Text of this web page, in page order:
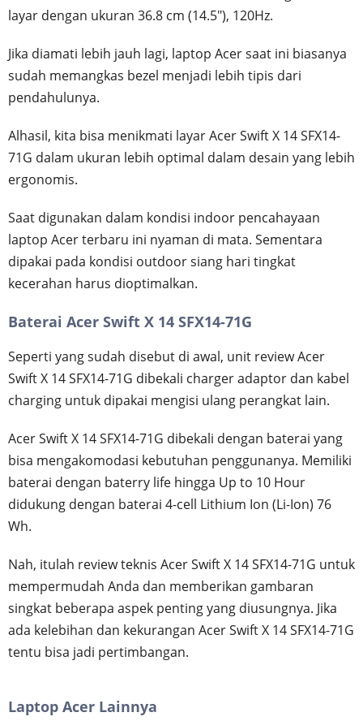
layar dengan ukuran 36.8 cm (14.5"), 120Hz.
Jika diamati lebih jauh lagi, laptop Acer saat ini biasanya
sudah memangkas bezel menjadi lebih tipis dari
pendahulunya.
Alhasil, kita bisa menikmati layar Acer Swift X 14 SFX14-
71G dalam ukuran lebih optimal dalam desain yang lebih
ergonomis.
Saat digunakan dalam kondisi indoor pencahayaan
laptop Acer terbaru ini nyaman di mata. Sementara
dipakai pada kondisi outdoor siang hari tingkat
kecerahan harus dioptimalkan.
Baterai Acer Swift X 14 SFX14-71G
Seperti yang sudah disebut di awal, unit review Acer
Swift X 14 SFX14-71G dibekali charger adaptor dan kabel
charging untuk dipakai mengisi ulang perangkat lain.
Acer Swift X 14 SFX14-71G dibekali dengan baterai yang
bisa mengakomodasi kebutuhan penggunanya. Memiliki
baterai dengan baterry life hingga Up to 10 Hour
didukung dengan baterai 4-cell Lithium Ion (Li-Ion) 76
Wh.
Nah, itulah review teknis Acer Swift X 14 SFX14-71G untuk
mempermudah Anda dan memberikan gambaran
singkat beberapa aspek penting yang diusungnya. Jika
ada kelebihan dan kekurangan Acer Swift X 14 SFX14-71G
tentu bisa jadi pertimbangan.
Laptop Acer Lainnya